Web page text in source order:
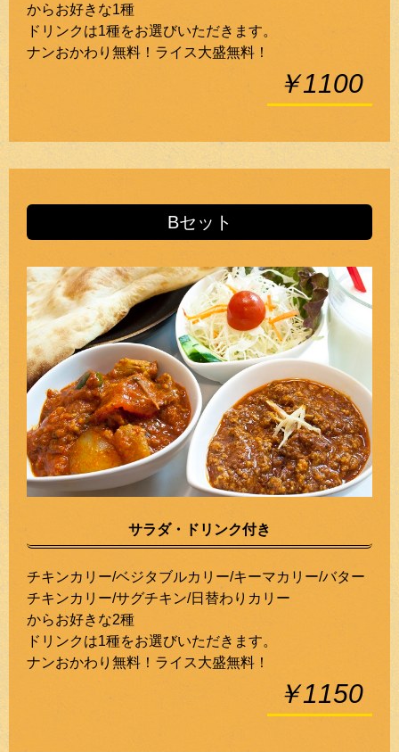
からお好きな1種
ドリンクは1種をお選びいただきます。
ナンおかわり無料！ライス大盛無料！
￥1100
Bセット
サラダ・ドリンク付き
チキンカリー/ベジタブルカリー/キーマカリー/バター
チキンカリー/サグチキン/日替わりカリー
からお好きな2種
ドリンクは1種をお選びいただきます。
ナンおかわり無料！ライス大盛無料！
￥1150